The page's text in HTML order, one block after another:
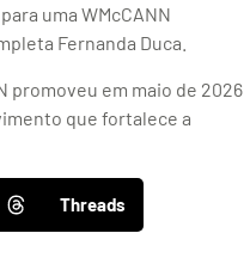
uma WMcCANN
Fernanda Duca.
promoveu em maio de 2026
que fortalece a
Threads